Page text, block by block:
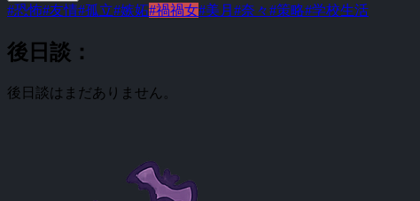
#恐怖#友情#孤立#嫉妬#禍禍女#美月 #奈々#策略#学校生活
後日談：
後日談はまだありません。